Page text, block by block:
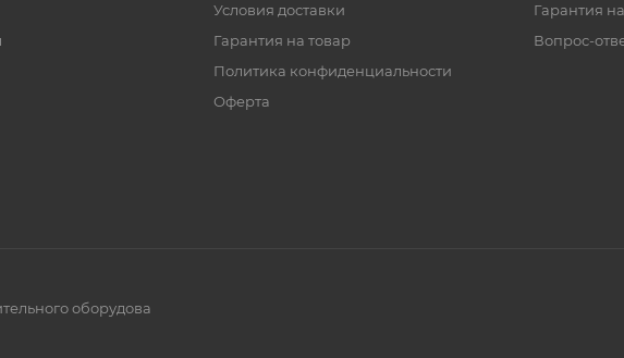
Условия доставки
Гарантия на товар
Политика конфиденциальности
Оферта
Гарантия
Вопрос-
оборудова